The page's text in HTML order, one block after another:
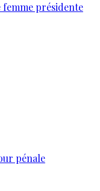
présidente
pénale